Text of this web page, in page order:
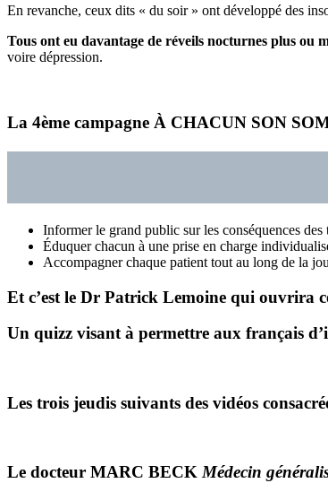
En revanche, ceux dits « du soir » ont développé des
Tous ont eu davantage de réveils nocturnes plus ou
voire dépression.
La 4ème campagne À CHACUN SON
Informer le grand public sur les conséquences
Éduquer chacun à une prise en charge
Accompagner chaque patient tout au long de la
Et c’est le Dr Patrick Lemoine qui ouvrira
Un quizz visant à permettre aux français
Les trois jeudis suivants des vidéos
Le docteur MARC BECKMédecin